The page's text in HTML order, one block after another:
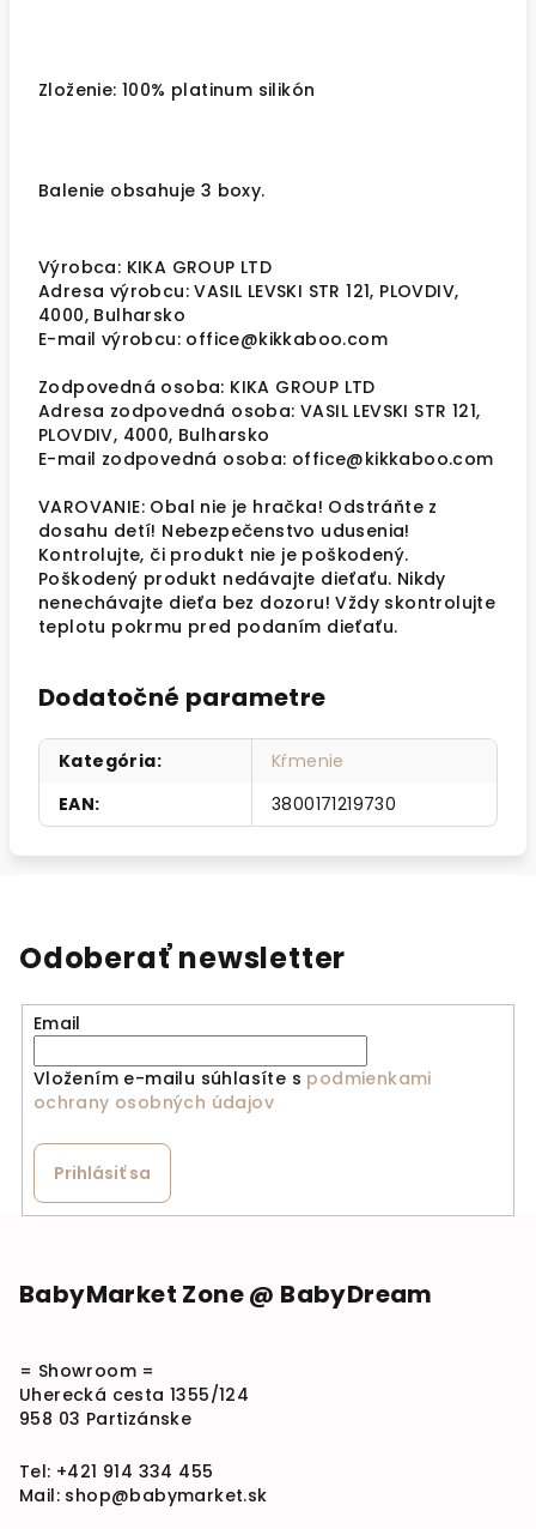
Zloženie: 100% platinum silikón
Balenie obsahuje 3 boxy.
Výrobca: KIKA GROUP LTD
Adresa výrobcu: VASIL LEVSKI STR 121, PLOVDIV,
4000, Bulharsko
E-mail výrobcu: office@kikkaboo.com
Zodpovedná osoba: KIKA GROUP LTD
Adresa zodpovedná osoba: VASIL LEVSKI STR 121,
PLOVDIV, 4000, Bulharsko
E-mail zodpovedná osoba: office@kikkaboo.com
VAROVANIE: Obal nie je hračka! Odstráňte z
dosahu detí! Nebezpečenstvo udusenia!
Kontrolujte, či produkt nie je poškodený.
Poškodený produkt nedávajte dieťaťu. Nikdy
nenechávajte dieťa bez dozoru! Vždy skontrolujte
teplotu pokrmu pred podaním dieťaťu.
Dodatočné parametre
Kategória:
Kŕmenie
EAN: 3800171219730
Odoberať newsletter
Email
Vložením e-mailu súhlasíte s podmienkami
ochrany osobných údajov
Prihlásiť sa
BabyMarket Zone @ BabyDream
= Showroom =
Uherecká cesta 1355/124
958 03 Partizánske
Tel: +421 914 334 455
Mail: shop@babymarket.sk